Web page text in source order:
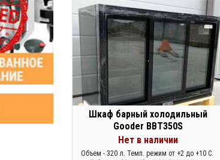
Шкаф барный холодильный
Gooder BBT350S
Нет в наличии
Объем - 320 л. Темп. режим от +2 до +10 С.